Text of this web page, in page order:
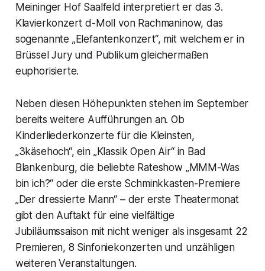
Meininger Hof Saalfeld interpretiert er das 3.
Klavierkonzert d-Moll von Rachmaninow, das
sogenannte „Elefantenkonzert“, mit welchem er in
Brüssel Jury und Publikum gleichermaßen
euphorisierte.
Neben diesen Höhepunkten stehen im September
bereits weitere Aufführungen an. Ob
Kinderliederkonzerte für die Kleinsten,
„3käsehoch“, ein „Klassik Open Air“ in Bad
Blankenburg, die beliebte Rateshow „MMM-Was
bin ich?“ oder die erste Schminkkasten-Premiere
„Der dressierte Mann“ – der erste Theatermonat
gibt den Auftakt für eine vielfältige
Jubiläumssaison mit nicht weniger als insgesamt 22
Premieren, 8 Sinfoniekonzerten und unzähligen
weiteren Veranstaltungen.